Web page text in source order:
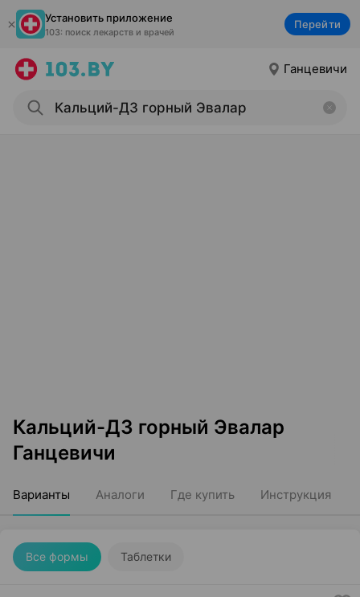
Установить приложение
103: поиск лекарств и врачей
Перейти
Ганцевичи
Кальций-Д3 горный Эвалар
Ганцевичи
Варианты Аналоги Где купить Инструкция
Все формы Таблетки